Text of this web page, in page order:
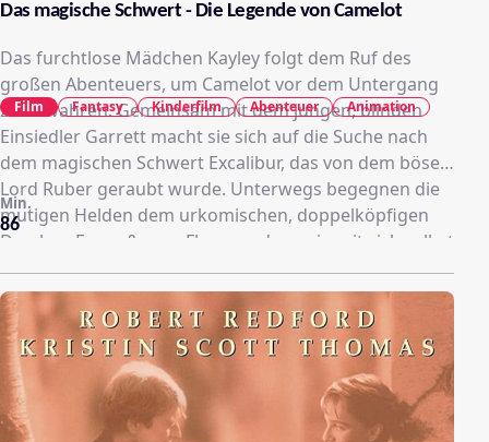
Das magische Schwert - Die Legende von Camelot
Das furchtlose Mädchen Kayley folgt dem Ruf des
großen Abenteuers, um Camelot vor dem Untergang
zu bewahren. Gemeinsam mit dem jungen, blinden
Einsiedler Garrett macht sie sich auf die Suche nach
dem magischen Schwert Excalibur, das von dem bösen
Lord Ruber geraubt wurde. Unterwegs begegnen die
mutigen Helden dem urkomischen, doppelköpfigen
Drachen Feuer &amp; Flamme, der ewig mit sich selbst
im Streit liegt. Und während der Zauberer Merlin seine
schützende Hand über die ungleichen Gefährten hält,
nimmt das Abenteuer seinen Lauf ...
86
Min.
Film Fantasy Kinderfilm Abenteuer Animation